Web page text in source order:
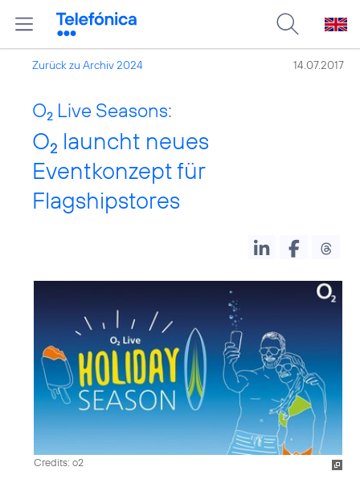
Zurück zu Archiv 2024 14.07.2017
O2 Live Seasons:
O2 launcht neues
Eventkonzept für
Flagshipstores
Credits: o2